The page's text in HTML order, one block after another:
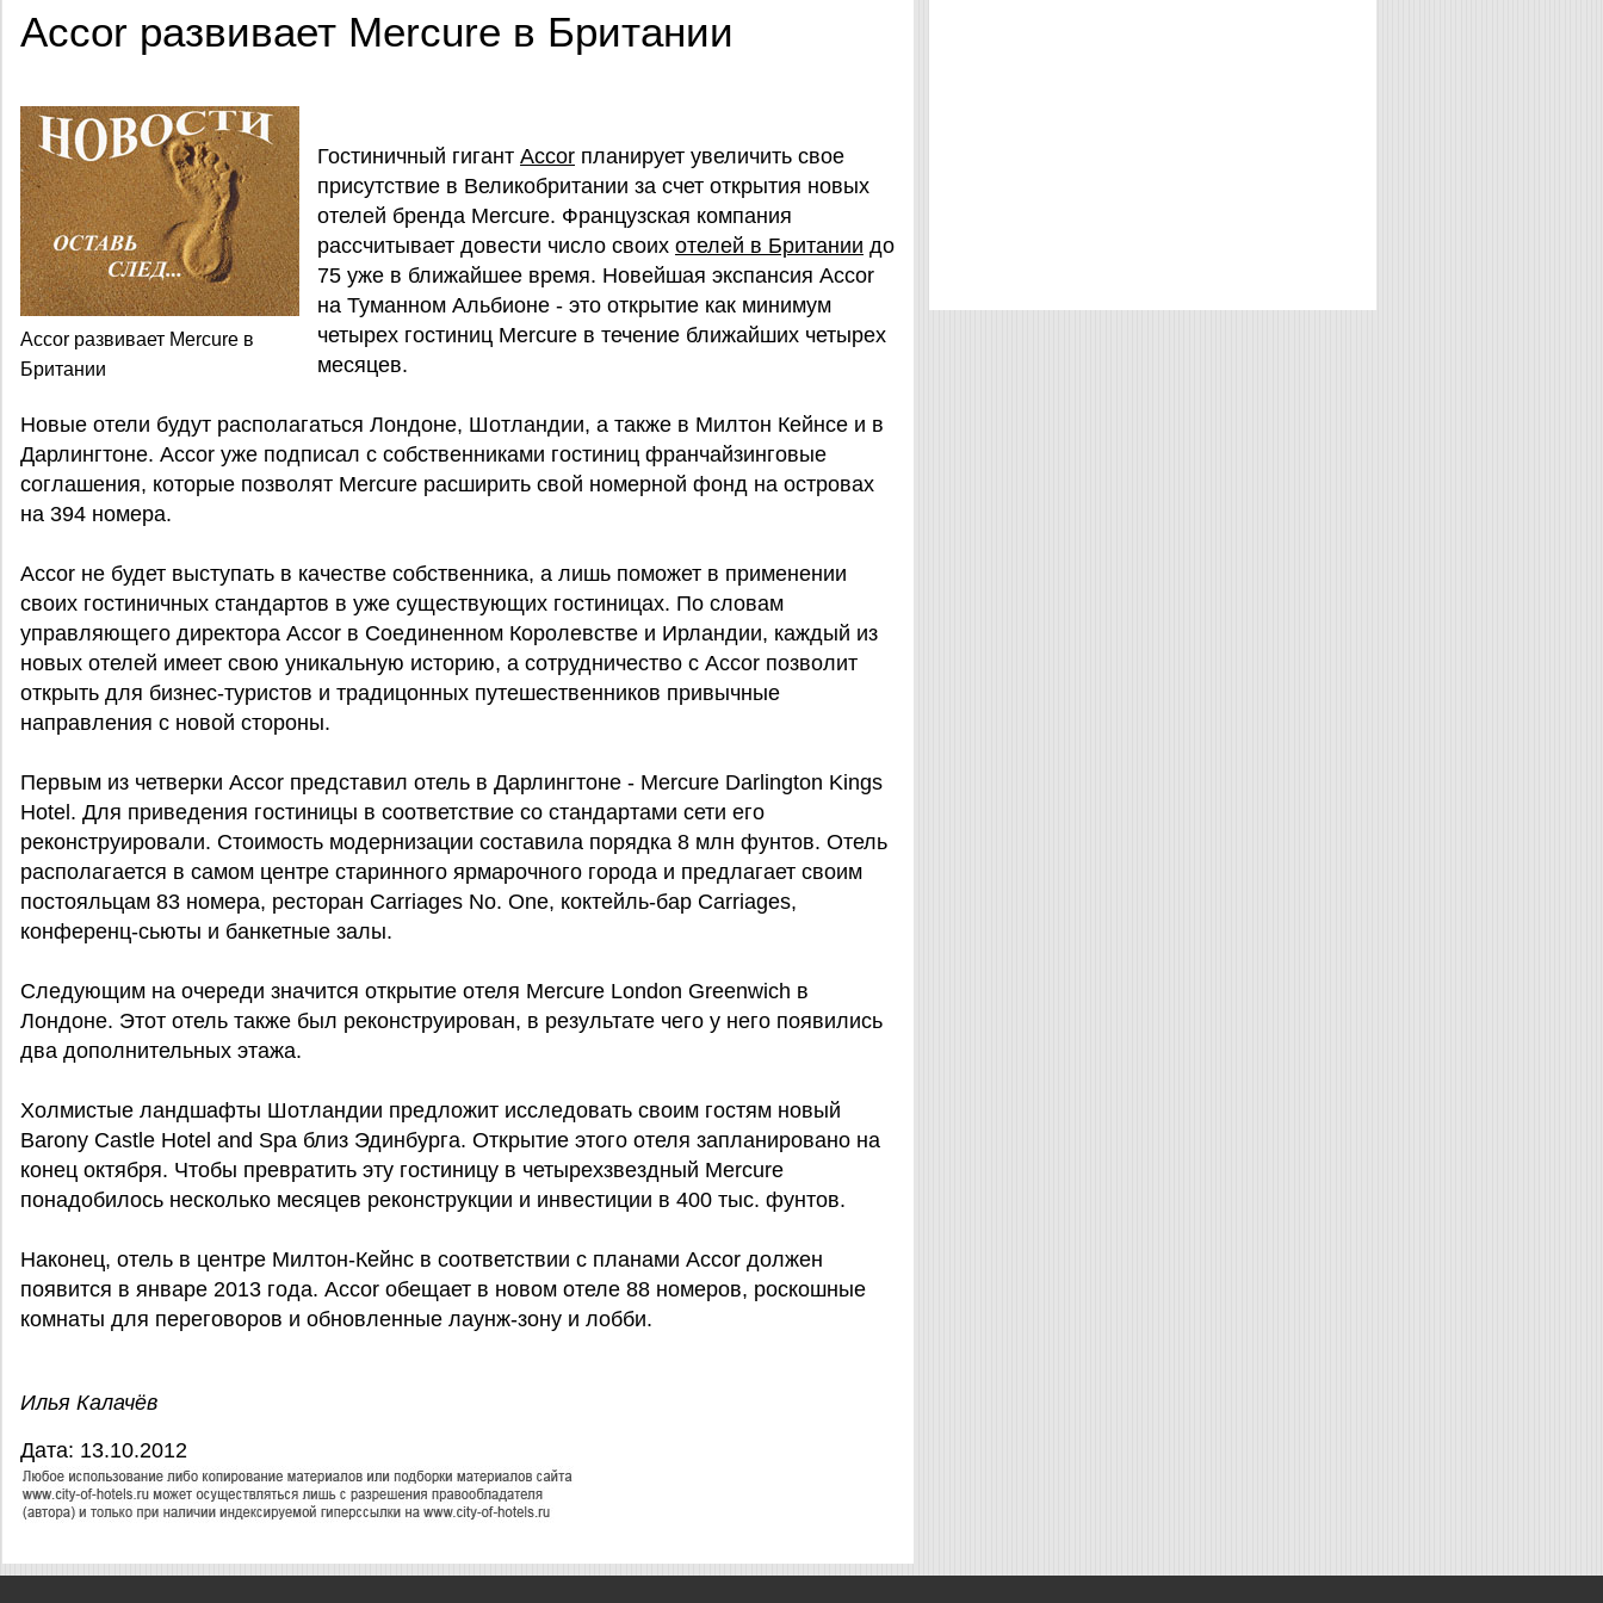
Accor развивает Mercure в Британии
Accor развивает Mercure в
Британии
Гостиничный гигант Accor планирует увеличить свое
присутствие в Великобритании за счет открытия новых
отелей бренда Mercure. Французская компания
рассчитывает довести число своих отелей в Британии до
75 уже в ближайшее время. Новейшая экспансия Accor
на Туманном Альбионе - это открытие как минимум
четырех гостиниц Mercure в течение ближайших четырех
месяцев.
Новые отели будут располагаться Лондоне, Шотландии, а также в Милтон Кейнсе и в
Дарлингтоне. Accor уже подписал с собственниками гостиниц франчайзинговые
соглашения, которые позволят Mercure расширить свой номерной фонд на островах
на 394 номера.
Accor не будет выступать в качестве собственника, а лишь поможет в применении
своих гостиничных стандартов в уже существующих гостиницах. По словам
управляющего директора Accor в Соединенном Королевстве и Ирландии, каждый из
новых отелей имеет свою уникальную историю, а сотрудничество с Accor позволит
открыть для бизнес-туристов и традицонных путешественников привычные
направления с новой стороны.
Первым из четверки Accor представил отель в Дарлингтоне - Mercure Darlington Kings
Hotel. Для приведения гостиницы в соответствие со стандартами сети его
реконструировали. Стоимость модернизации составила порядка 8 млн фунтов. Отель
располагается в самом центре старинного ярмарочного города и предлагает своим
постояльцам 83 номера, ресторан Carriages No. One, коктейль-бар Carriages,
конференц-сьюты и банкетные залы.
Следующим на очереди значится открытие отеля Mercure London Greenwich в
Лондоне. Этот отель также был реконструирован, в результате чего у него появились
два дополнительных этажа.
Холмистые ландшафты Шотландии предложит исследовать своим гостям новый
Barony Castle Hotel and Spa близ Эдинбурга. Открытие этого отеля запланировано на
конец октября. Чтобы превратить эту гостиницу в четырехзвездный Mercure
понадобилось несколько месяцев реконструкции и инвестиции в 400 тыс. фунтов.
Наконец, отель в центре Милтон-Кейнс в соответствии с планами Accor должен
появится в январе 2013 года. Accor обещает в новом отеле 88 номеров, роскошные
комнаты для переговоров и обновленные лаунж-зону и лобби.
Илья Калачёв
Дата: 13.10.2012